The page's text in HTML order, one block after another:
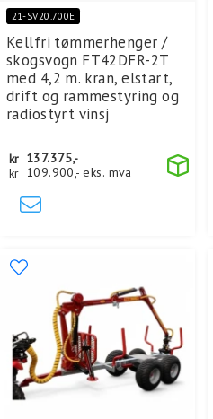
21-SV20.700E
Kellfri tømmerhenger /
skogsvogn FT42DFR-2T
med 4,2 m. kran, elstart,
drift og rammestyring og
radiostyrt vinsj
kr 137.375,-
kr 109.900,- eks. mva